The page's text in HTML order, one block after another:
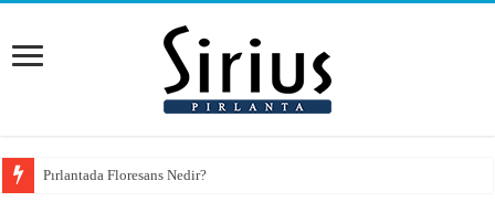
Pırlantada Floresans Nedir?